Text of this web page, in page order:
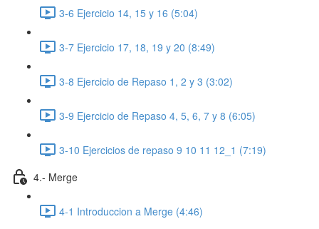
3-6 Ejercicio 14, 15 y 16 (5:04)
3-7 Ejercicio 17, 18, 19 y 20 (8:49)
3-8 Ejercicio de Repaso 1, 2 y 3 (3:02)
3-9 Ejercicio de Repaso 4, 5, 6, 7 y 8 (6:05)
3-10 Ejercicios de repaso 9 10 11 12_1 (7:19)
4.- Merge
4-1 Introduccion a Merge (4:46)